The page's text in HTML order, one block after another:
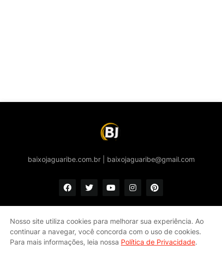
baixojaguaribe.com.br | baixojaguaribe@gmail.com
Início Quem somos
Política de privacidade e Cookies
Fale conosco
Nosso site utiliza cookies para melhorar sua experiência. Ao
continuar a navegar, você concorda com o uso de cookies.
Para mais informações, leia nossa Política de Privacidade.